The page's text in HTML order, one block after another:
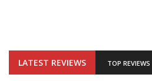
LATEST REVIEWS TOP REVIEWS